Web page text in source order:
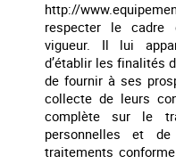
http://
respecter le cadre
vigueur. Il lui
d’établir les finalités
de fournir à ses
collecte de leurs
complète sur le
personnelles et
traitements